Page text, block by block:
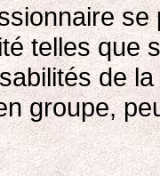
telles que
de
groupe,